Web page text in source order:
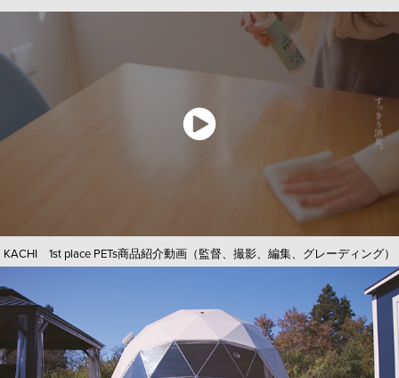
KACHI 1st place PETs商品紹介動画（監督、撮影、編集、グレーディング）